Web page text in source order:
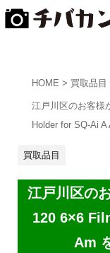
HOME > 買取品目
江戸川区のお客様
Holder for SQ-Ai A
買取品目
江戸川区の
120 6×6
Am